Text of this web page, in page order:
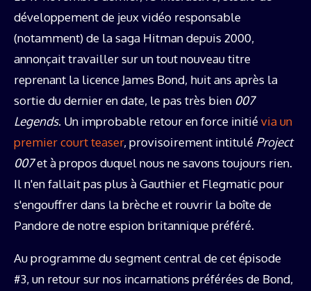
développement de jeux vidéo responsable
(notamment) de la saga Hitman depuis 2000,
annonçait travailler sur un tout nouveau titre
reprenant la licence James Bond, huit ans après la
sortie du dernier en date, le pas très bien 007
Legends. Un improbable retour en force initiévia un
premier court teaser, provisoirement intitulé Project
007et à propos duquel nous ne savons toujours rien.
Il n'en fallait pas plus à Gauthier et Flegmatic pour
s'engouffrer dans la brèche et rouvrir la boîte de
Pandore de notre espion britannique préféré.
Au programme du segment central de cet épisode
#3, un retour sur nos incarnations préférées de Bond,